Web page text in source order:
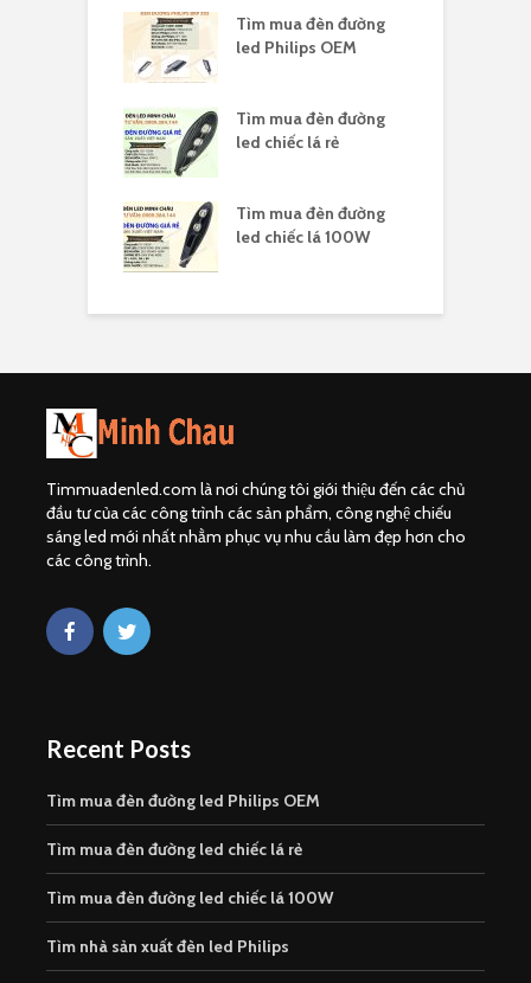
Tìm mua đèn đường
led Philips OEM
Tìm mua đèn đường
led chiếc lá rẻ
Tìm mua đèn đường
led chiếc lá 100W
Timmuadenled.com là nơi chúng tôi giới thiệu đến các chủ
đầu tư của các công trình các sản phẩm, công nghệ chiếu
sáng led mới nhất nhằm phục vụ nhu cầu làm đẹp hơn cho
các công trình.
Recent Posts
Tìm mua đèn đường led Philips OEM
Tìm mua đèn đường led chiếc lá rẻ
Tìm mua đèn đường led chiếc lá 100W
Tìm nhà sản xuất đèn led Philips